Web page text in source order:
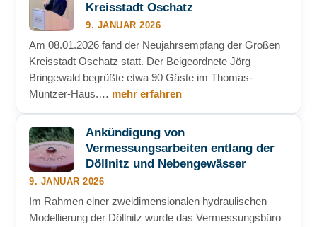
Kreisstadt Oschatz
9. JANUAR 2026
Am 08.01.2026 fand der Neujahrsempfang der Großen
Kreisstadt Oschatz statt. Der Beigeordnete Jörg
Bringewald begrüßte etwa 90 Gäste im Thomas-
Müntzer-Haus.… mehr erfahren
Ankündigung von
Vermessungsarbeiten entlang der
Döllnitz und Nebengewässer
9. JANUAR 2026
Im Rahmen einer zweidimensionalen hydraulischen
Modellierung der Döllnitz wurde das Vermessungsbüro